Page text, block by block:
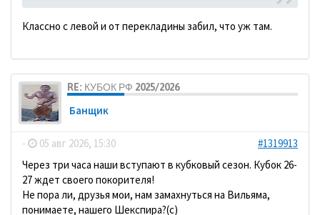
Классно с левой и от перекладины забил, что уж там.
RE: КУБОК РФ 2025/2026
Банщик
- 05 авг 2026, 15:30
#1319913
Через три часа наши вступают в кубковый сезон. Кубок 26-
27 ждет своего покорителя!
Не пора ли, друзья мои, нам замахнуться на Вильяма,
понимаете, нашего Шекспира?(с)